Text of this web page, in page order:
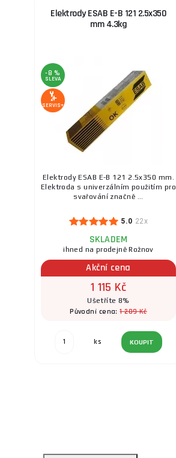
Elektrody ESAB E-B 121 2.5x350
mm 4.3kg
-8 %
SLEVA
SERVIS+
Elektrody ESAB E-B 121 2.5x350 mm.
Elektroda s univerzálním použitím pro
svařování značně ...
5.0 22x
SKLADEM
ihned na prodejně Rožnov
Akční cena
1 115 Kč
Ušetříte 8%
Původní cena:1 209 Kč
ks KOUPIT